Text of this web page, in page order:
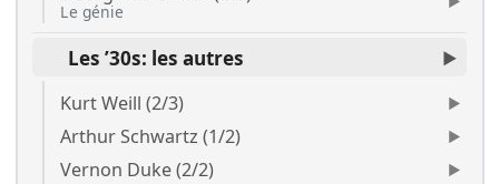
Le génie
Les ’30s: les autres
Kurt Weill (2/3)
Arthur Schwartz (1/2)
Vernon Duke (2/2)